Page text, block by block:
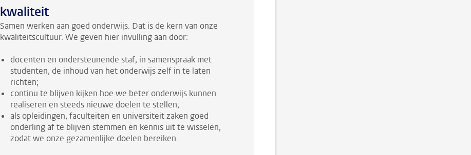
kwaliteit
Samen werken aan goed onderwijs. Dat is de kern van onze
kwaliteitscultuur. We geven hier invulling aan door:
docenten en ondersteunende staf, in samenspraak met
studenten, de inhoud van het onderwijs zelf in te laten
richten;
continu te blijven kijken hoe we beter onderwijs kunnen
realiseren en steeds nieuwe doelen te stellen;
als opleidingen, faculteiten en universiteit zaken goed
onderling af te blijven stemmen en kennis uit te wisselen,
zodat we onze gezamenlijke doelen bereiken.